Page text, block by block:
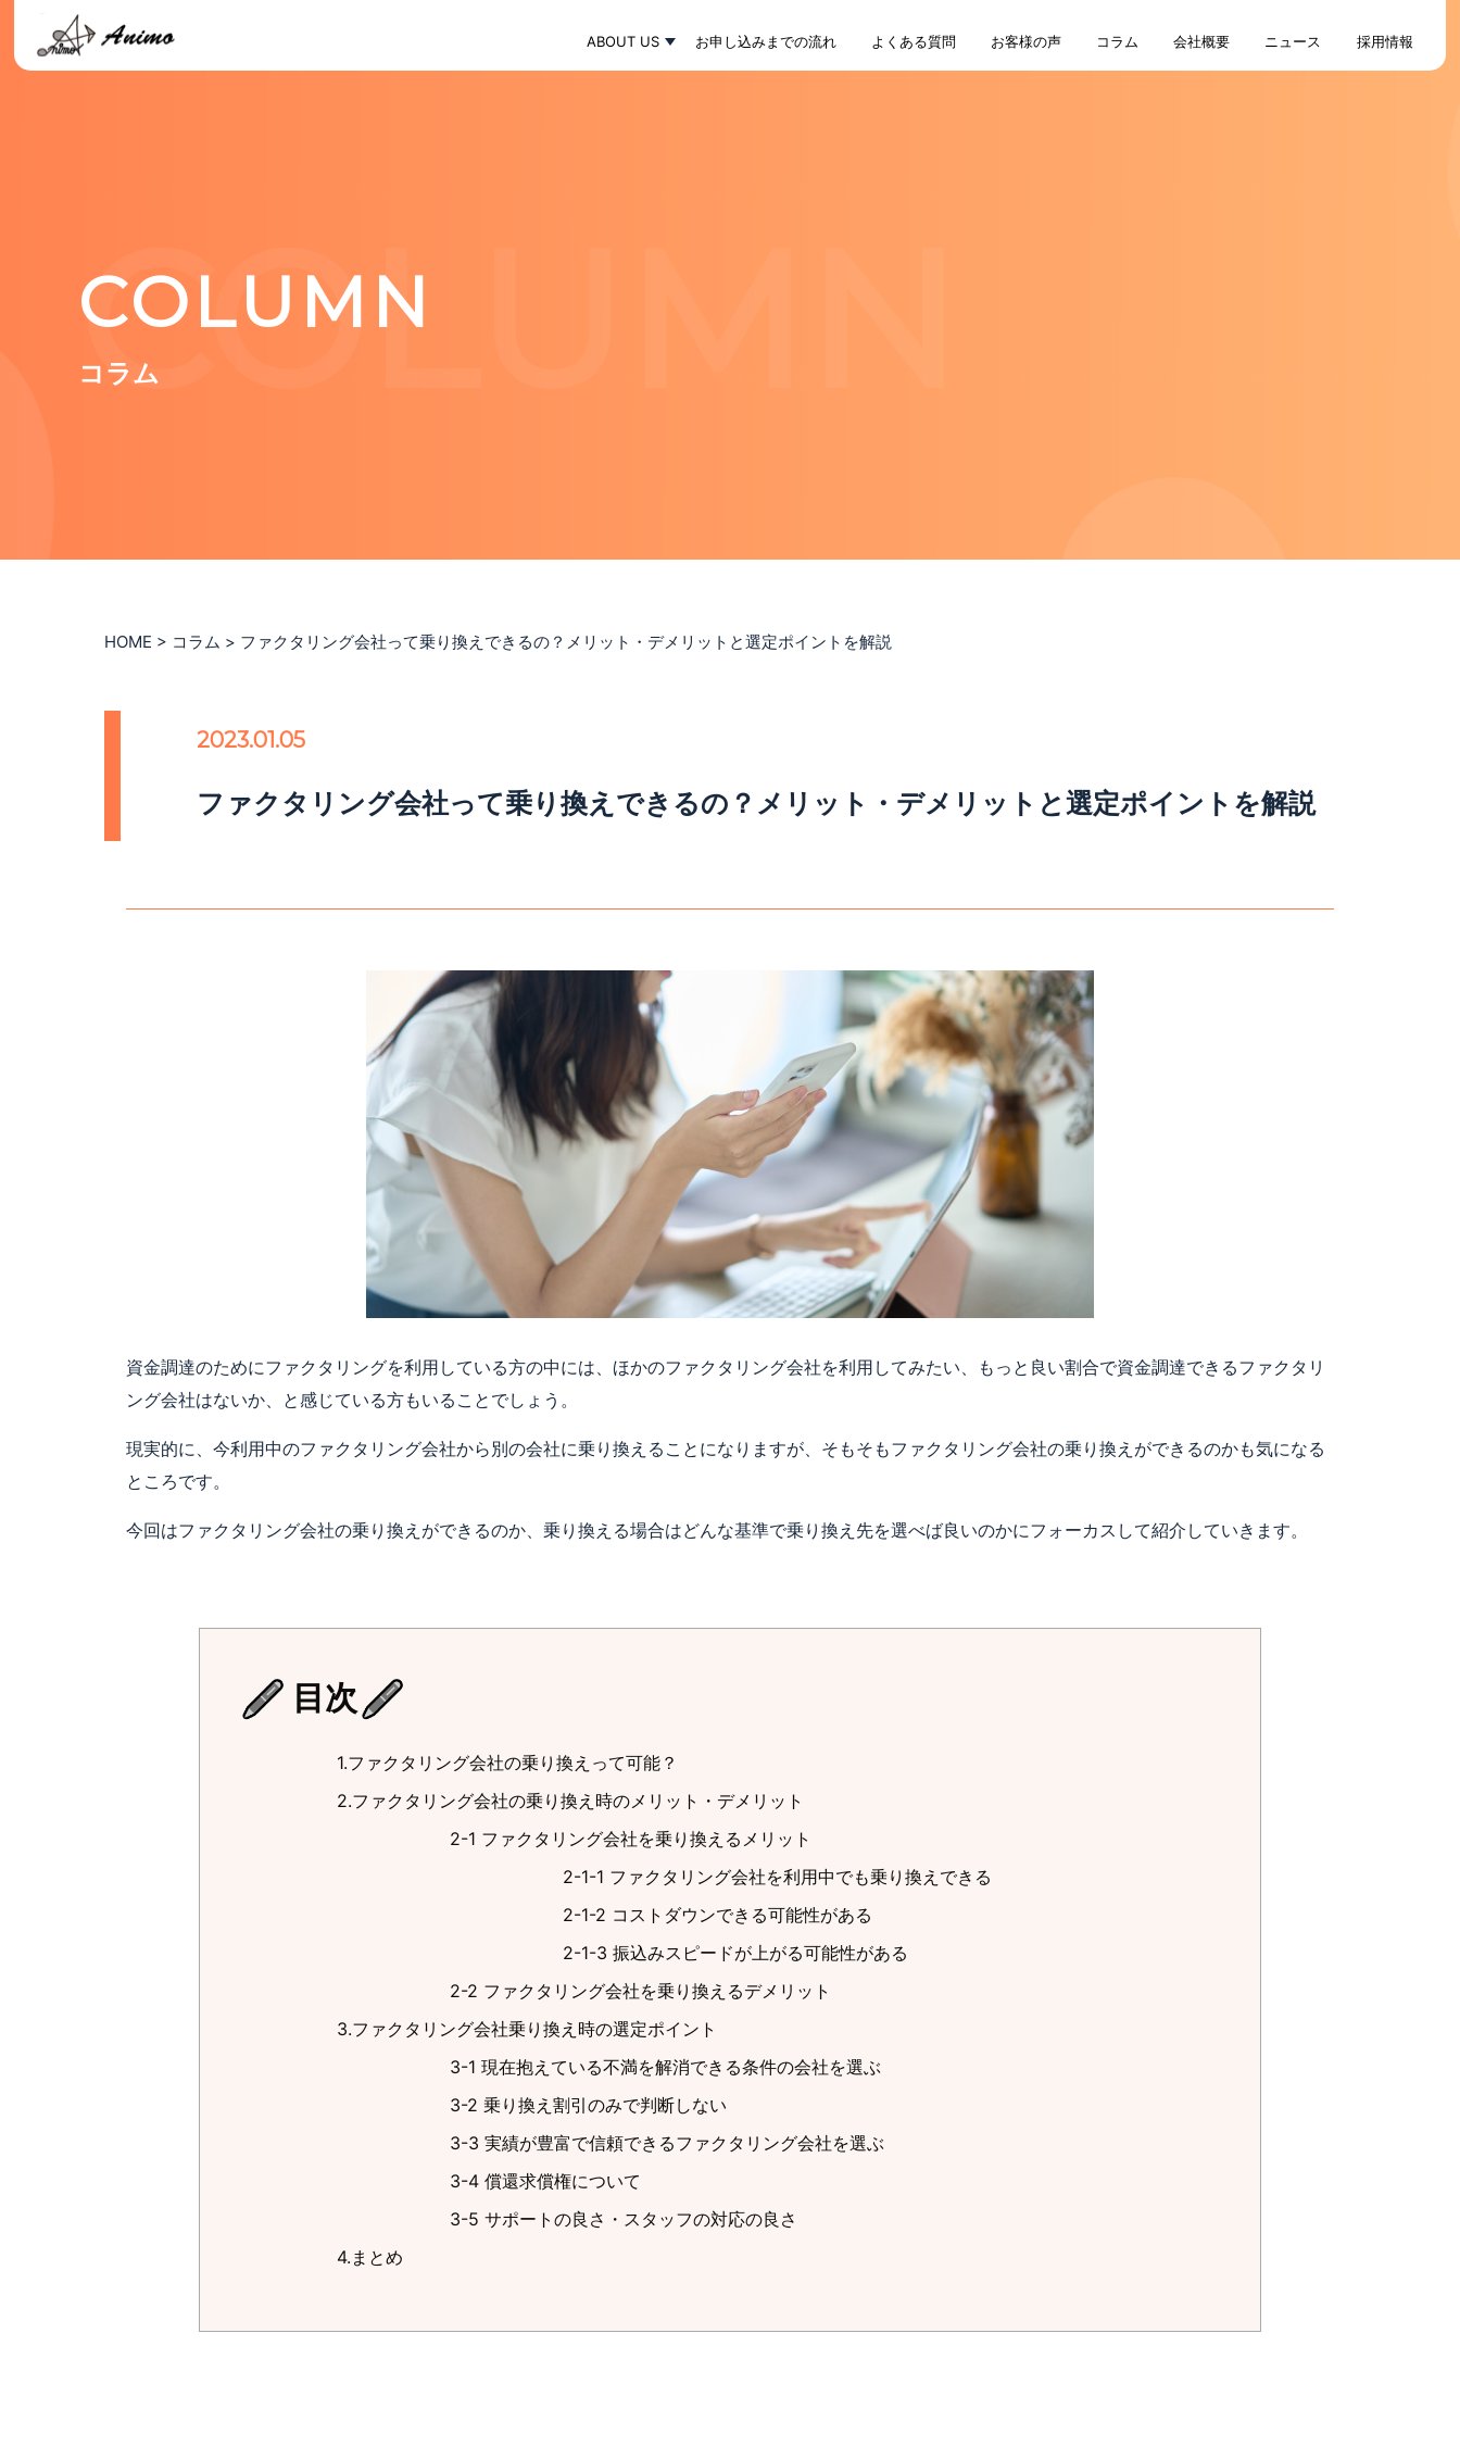
ABOUT US お申し込みまでの流れ よくある質問 お客様の声 コラム 会社概要 ニュース 採用情報
COLUMN
COLUMN
コラム
HOME > コラム > ファクタリング会社って乗り換えできるの？メリット・デメリットと選定ポイントを解説
2023.01.05
ファクタリング会社って乗り換えできるの？メリット・デメリットと選定ポイントを解説
資金調達のためにファクタリングを利用している方の中には、ほかのファクタリング会社を利用してみたい、もっと良い割合で資金調達できるファクタリ
ング会社はないか、と感じている方もいることでしょう。
現実的に、今利用中のファクタリング会社から別の会社に乗り換えることになりますが、そもそもファクタリング会社の乗り換えができるのかも気になる
ところです。
今回はファクタリング会社の乗り換えができるのか、乗り換える場合はどんな基準で乗り換え先を選べば良いのかにフォーカスして紹介していきます。
目次
1.ファクタリング会社の乗り換えって可能？
2.ファクタリング会社の乗り換え時のメリット・デメリット
2-1 ファクタリング会社を乗り換えるメリット
2-1-1 ファクタリング会社を利用中でも乗り換えできる
2-1-2 コストダウンできる可能性がある
2-1-3 振込みスピードが上がる可能性がある
2-2 ファクタリング会社を乗り換えるデメリット
3.ファクタリング会社乗り換え時の選定ポイント
3-1 現在抱えている不満を解消できる条件の会社を選ぶ
3-2 乗り換え割引のみで判断しない
3-3 実績が豊富で信頼できるファクタリング会社を選ぶ
3-4 償還求償権について
3-5 サポートの良さ・スタッフの対応の良さ
4.まとめ